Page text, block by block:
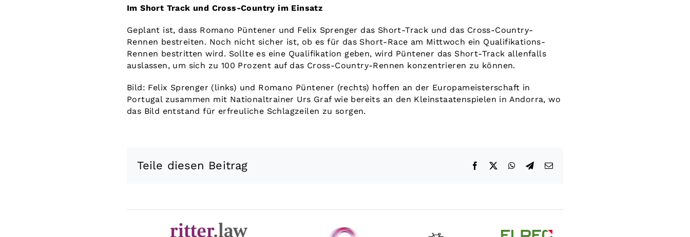
Im Short Track und Cross-Country im Einsatz
Geplant ist, dass Romano Püntener und Felix Sprenger das Short-Track und das Cross-Country-
Rennen bestreiten. Noch nicht sicher ist, ob es für das Short-Race am Mittwoch ein Qualifikations-
Rennen bestritten wird. Sollte es eine Qualifikation geben, wird Püntener das Short-Track allenfalls
auslassen, um sich zu 100 Prozent auf das Cross-Country-Rennen konzentrieren zu können.
Bild: Felix Sprenger (links) und Romano Püntener (rechts) hoffen an der Europameisterschaft in
Portugal zusammen mit Nationaltrainer Urs Graf wie bereits an den Kleinstaatenspielen in Andorra, wo
das Bild entstand für erfreuliche Schlagzeilen zu sorgen.
Teile diesen Beitrag Facebook WhatsApp
Telegram
E-
Datenschutz|Impressum